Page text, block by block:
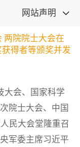
网站声明 
两院院士大会在
得者等颁奖并发
会、国家科学
院士大会、中国
民大会堂隆重召
军委主席习近平